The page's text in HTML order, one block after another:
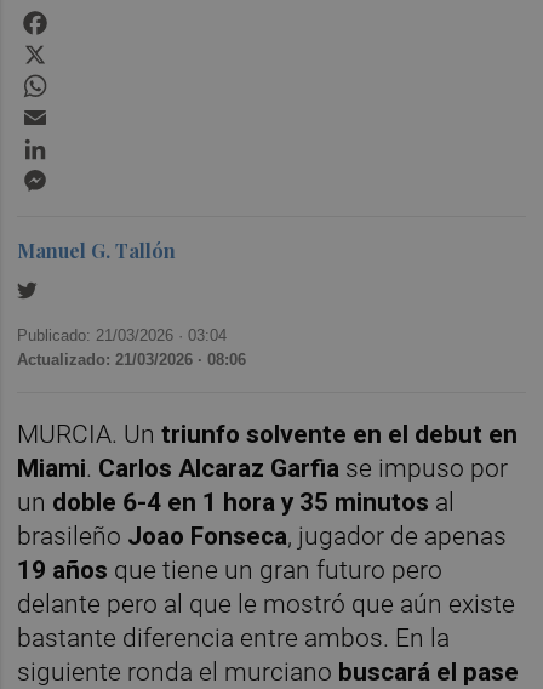
Manuel G. Tallón
Publicado: 21/03/2026 ·03:04
Actualizado: 21/03/2026 · 08:06
MURCIA. Untriunfo solvente en el debut en
Miami. Carlos Alcaraz Garfia se impuso por
un doble 6-4 en 1 hora y 35 minutos al
brasileño Joao Fonseca, jugador de apenas
19 años que tiene un gran futuro pero
delante pero al que le mostró que aún existe
bastante diferencia entre ambos. En la
siguiente ronda el murciano buscará el pase